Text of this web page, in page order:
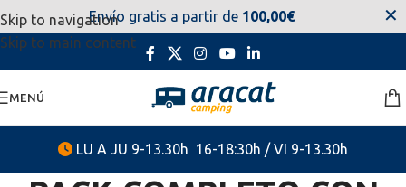
Skip to navigation
Skip to main content
estaremos disponibles. Disculpen las molestias.
MENÚ
LU A JU 9-13.30h 16-18:30h / VI 9-13.30h
Envío gratis a partir de 100,00€ ✕